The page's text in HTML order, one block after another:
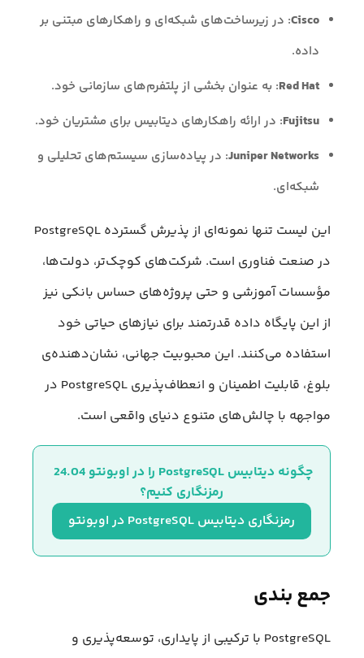
Cisco: در زیرساخت‌های شبکه‌ای و راهکارهای مبتنی بر
داده.
Red Hat: به عنوان بخشی از پلتفرم‌های سازمانی خود.
Fujitsu: در ارائه راهکارهای دیتابیس برای مشتریان خود.
Juniper Networks: در پیاده‌سازی سیستم‌های تحلیلی و
شبکه‌ای.
این لیست تنها نمونه‌ای از پذیرش گسترده PostgreSQL
در صنعت فناوری است. شرکت‌های کوچک‌تر، دولت‌ها،
مؤسسات آموزشی و حتی پروژه‌های حساس بانکی نیز
از این پایگاه داده قدرتمند برای نیازهای حیاتی خود
استفاده می‌کنند. این محبوبیت جهانی، نشان‌دهنده‌ی
بلوغ، قابلیت اطمینان و انعطاف‌پذیری PostgreSQL در
مواجهه با چالش‌های متنوع دنیای واقعی است.
رمزنگاری کنیم؟
رمزنگاری دیتابیس PostgreSQL در اوبونتو
جمع بندی
PostgreSQL با ترکیبی از پایداری، توسعه‌پذیری و